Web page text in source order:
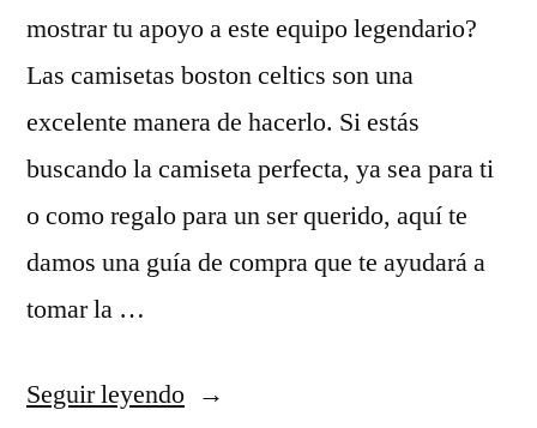
mostrar tu apoyo a este equipo legendario?
Las camisetas boston celtics son una
excelente manera de hacerlo. Si estás
buscando la camiseta perfecta, ya sea para ti
o como regalo para un ser querido, aquí te
damos una guía de compra que te ayudará a
tomar la …
Seguir leyendo«camisetas